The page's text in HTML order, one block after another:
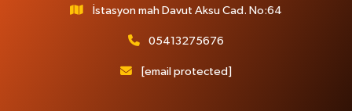
İstasyon mah Davut Aksu Cad. No:64
05413275676
[email protected]